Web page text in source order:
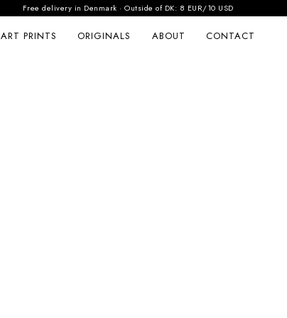
Free delivery in Denmark · Outside of DK: 8 EUR/10 USD
ART PRINTS ORIGINALS ABOUT CONTACT